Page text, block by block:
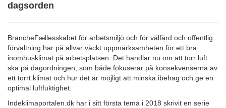
dagsorden
BrancheFællesskabet för arbetsmiljö och för välfärd och offentlig
förvaltning har på allvar väckt uppmärksamheten för ett bra
inomhusklimat på arbetsplatsen. Det handlar nu om att torr luft
ska på dagordningen, som både fokuserar på konsekvenserna av
ett torrt klimat och hur det är möjligt att minska ibehag och ge en
optimal luftfuktighet.
Indeklimaportalen.dk har i sitt första tema i 2018 skrivit en serie